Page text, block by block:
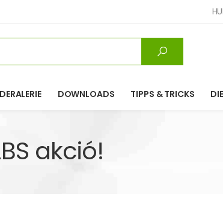
DOWNLOADS TIPPS & TRICKS
akció!